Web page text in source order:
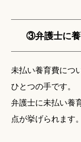
③弁護士に
未払い養育費につ
ひとつの手です。
弁護士に未払い養
点が挙げられます。